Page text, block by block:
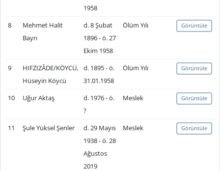
1958
8
Mehmet Halit
Bayrı
d. 8 Şubat
1896 - ö. 27
Ekim 1958
Ölüm Yılı Görüntüle
9
HIFZIZÂDE/KÖYCÜ,
Hüseyin Köycü
d. 1895 - ö.
31.01.1958
Ölüm Yılı Görüntüle
10 Uğur Aktaş
d. 1976 - ö.
?
Meslek Görüntüle
11 Şule Yüksel Şenler
d. 29 Mayıs
1938 - ö. 28
Ağustos
2019
Meslek Görüntüle